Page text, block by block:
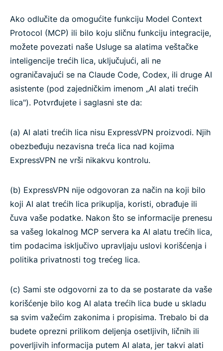
Ako odlučite da omogućite funkciju Model Context
Protocol (MCP) ili bilo koju sličnu funkciju integracije,
možete povezati naše Usluge sa alatima veštačke
inteligencije trećih lica, uključujući, ali ne
ograničavajući se na Claude Code, Codex, ili druge AI
asistente (pod zajedničkim imenom „AI alati trećih
lica"). Potvrđujete i saglasni ste da:
(a) AI alati trećih lica nisu ExpressVPN proizvodi. Njih
obezbeđuju nezavisna treća lica nad kojima
ExpressVPN ne vrši nikakvu kontrolu.
(b) ExpressVPN nije odgovoran za način na koji bilo
koji AI alat trećih lica prikuplja, koristi, obrađuje ili
čuva vaše podatke. Nakon što se informacije prenesu
sa vašeg lokalnog MCP servera ka AI alatu trećih lica,
tim podacima isključivo upravljaju uslovi korišćenja i
politika privatnosti tog trećeg lica.
(c) Sami ste odgovorni za to da se postarate da vaše
korišćenje bilo kog AI alata trećih lica bude u skladu
sa svim važećim zakonima i propisima. Trebalo bi da
budete oprezni prilikom deljenja osetljivih, ličnih ili
poverljivih informacija putem AI alata, jer takvi alati